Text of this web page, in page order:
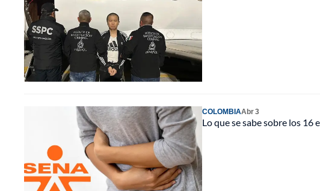
COLOMBIAAbr 3
Lo que se sabe sobre los